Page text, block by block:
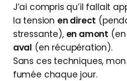
J’ai compris qu’il fallait
la tension en direct
stressante), en amont
aval (en récupération).
Sans ces techniques,
fumée chaque jour.